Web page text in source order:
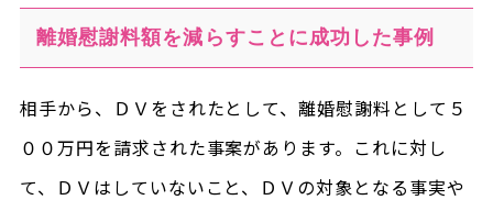
離婚慰謝料額を減らすことに成功した事例
相手から、ＤＶをされたとして、離婚慰謝料として５
００万円を請求された事案があります。これに対し
て、ＤＶはしていないこと、ＤＶの対象となる事実や